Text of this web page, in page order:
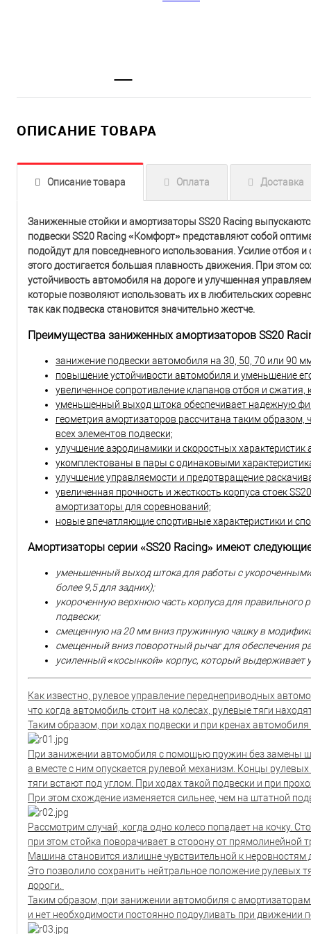
ОПИСАНИЕ ТОВАРА
Описание товара Оплата Доставка
Заниженные стойки и амортизаторы SS20 Racing
подвески SS20 Racing «Комфорт» представляют собой
подойдут для повседневного использования. Усилие
этого достигается большая плавность движения. При этом
устойчивость автомобиля на дороге и улучшенная
которые позволяют использовать их в любительских
так как подвеска становится значительно жестче.
Преимущества заниженных амортизаторов SS20
занижение подвески автомобиля на 30, 50, 70 или 90
повышение устойчивости автомобиля и уменьшение
увеличенное сопротивление клапанов отбоя и
уменьшенный выход штока обеспечивает надежную
геометрия амортизаторов рассчитана таким
всех элементов подвески;
улучшение аэродинамики и скоростных характеристик
укомплектованы в пары с одинаковыми
улучшение управляемости и предотвращение
увеличенная прочность и жесткость корпуса стоек
амортизаторы для соревнований;
новые впечатляющие спортивные характеристики и
Амортизаторы серии «SS20 Racing» имеют
уменьшенный выход штока для работы с
более 9,5 для задних);
укороченную верхнюю часть корпуса для
подвески;
смещенную на 20 мм вниз пружинную чашку в
смещенный вниз поворотный рычаг для обеспечения
усиленный «косынкой» корпус, который выдерживает
Как известно, рулевое управление переднеприводных
что когда автомобиль стоит на колесах, рулевые тяги
Таким образом, при ходах подвески и при кренах
При занижении автомобиля с помощью пружин без замены
а вместе с ним опускается рулевой механизм. Концы
тяги встают под углом. При ходах такой подвески и при
При этом схождение изменяется сильнее, чем на штатной
Рассмотрим случай, когда одно колесо попадает на кочку.
при этом стойка поворачивает в сторону от
Машина становится излишне чувствительной к
Это позволило сохранить нейтральное положение рулевых
дороги.
Таким образом, при занижении автомобиля с
и нет необходимости постоянно подруливать при движении